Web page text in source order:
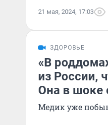
21 мая, 2024, 17:03
ЗДОРОВЬЕ
«В
из России,
Она в шоке
Медик уже